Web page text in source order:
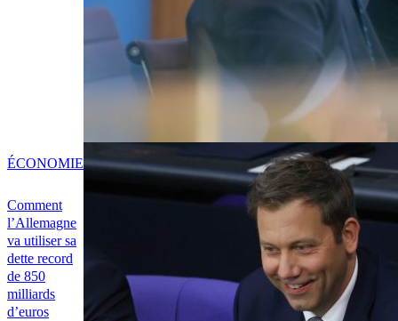
Comment
l’Allemagne
va utiliser sa
dette record
de 850
milliards
d’euros
ÉCONOMIE